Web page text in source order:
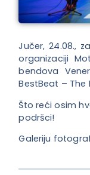
Jučer, 24.08.,
organizaciji
bendova
BestBeat –
Što reći osim
podršci!
Galeriju